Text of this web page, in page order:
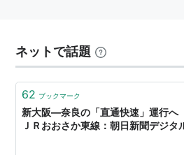
停車駅は、JR東西線内各駅と京
寺、法隆寺、大和小泉、郡山、
すべて網干総合車両所明石支所
用/7両編成)が使用される。号車
である。
種別幕はおおさか東線のライン
ネットで話題
62 ブックマーク
新大阪―奈良の「直通快速」運行へ
ＪＲおおさか東線：朝日新聞デジタ